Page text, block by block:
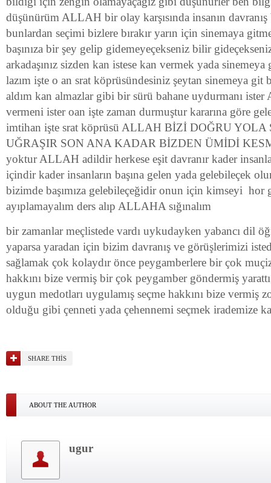
düşünürüm ALLAH bir olay karşısında insanın
bunlardan seçimi bizlere bırakır yarın için sinemaya
başınıza bir şey gelip gidemeyeçekseniz bilir
arkadaşınız sizden kan istese kan vermek yada
lazım işte o an srat köprüsündesiniz şeytan sinemeya git
aldım kan almazlar gibi bir sürü bahane uydurmanı
vermeni ister oan işte zaman durmuştur kararına göre
imtihan işte srat köprüsü ALLAH BİZİ DOĞRU
UĞRAŞIR SON ANA KADAR BİZDEN ÜMİDİ
yoktur ALLAH adildir herkese eşit davranır kader
içindir kader insanların başına gelen yada gelebileçek
bizimde başımıza gelebileçeğidir onun için kimseyi hor
ayıplamayalım ders alıp ALLAHA sığınalım
bir zamanlar meçlistede vardı uykudayken yabancı dil
yaparsa yaradan için bizim davranış ve görüşlerimizi
sağlamak çok kolaydır önce peygamberlere bir çok
hakkını bize vermiş bir çok peygamber göndermiş
uygun medotları uygulamış seçme hakkını bize vermiş
olduğu gibi çenneti yada çehennemi seçmek irademize
SHARE THIS
ABOUT THE AUTHOR
ugur